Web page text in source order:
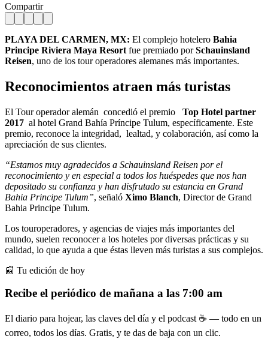
Compartir
PLAYA DEL CARMEN, MX: El complejo hotelero Bahia
Principe Riviera Maya Resort fue premiado porSchauinsland
Reisen, uno de los tour operadores alemanes más importantes.
Reconocimientos atraen más turistas
El Tour operador alemán concedió el premio Top Hotel partner
2017 al hotel Grand Bahía Príncipe Tulum, específicamente. Este
premio, reconoce la integridad, lealtad, y colaboración, así como la
apreciación de sus clientes.
“Estamos muy agradecidos a Schauinsland Reisen por el
reconocimiento y en especial a todos los huéspedes que nos han
depositado su confianza y han disfrutado su estancia en Grand
Bahia Principe Tulum”, señaló Ximo Blanch, Director de Grand
Bahia Principe Tulum.
Los touroperadores, y agencias de viajes más importantes del
mundo, suelen reconocer a los hoteles por diversas prácticas y su
calidad, lo que ayuda a que éstas lleven más turistas a sus complejos.
📰 Tu edición de hoy
Recibe el periódico de mañana a las 7:00 am
El diario para hojear, las claves del día y el podcast ☕ — todo en un
correo, todos los días. Gratis, y te das de baja con un clic.